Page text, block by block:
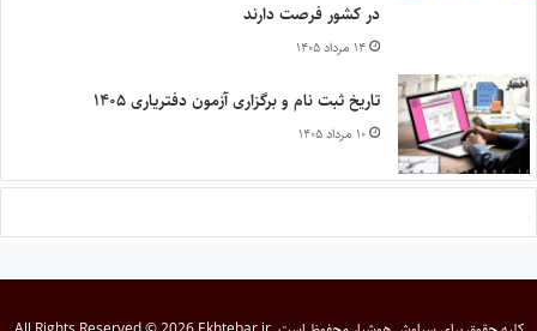
در کشور فرصت دارند
۱۴ مرداد ۱۴۰۵
تاریخ ثبت نام و برگزاری آزمون دفتریاری ۱۴۰۵
۱۰ مرداد ۱۴۰۵